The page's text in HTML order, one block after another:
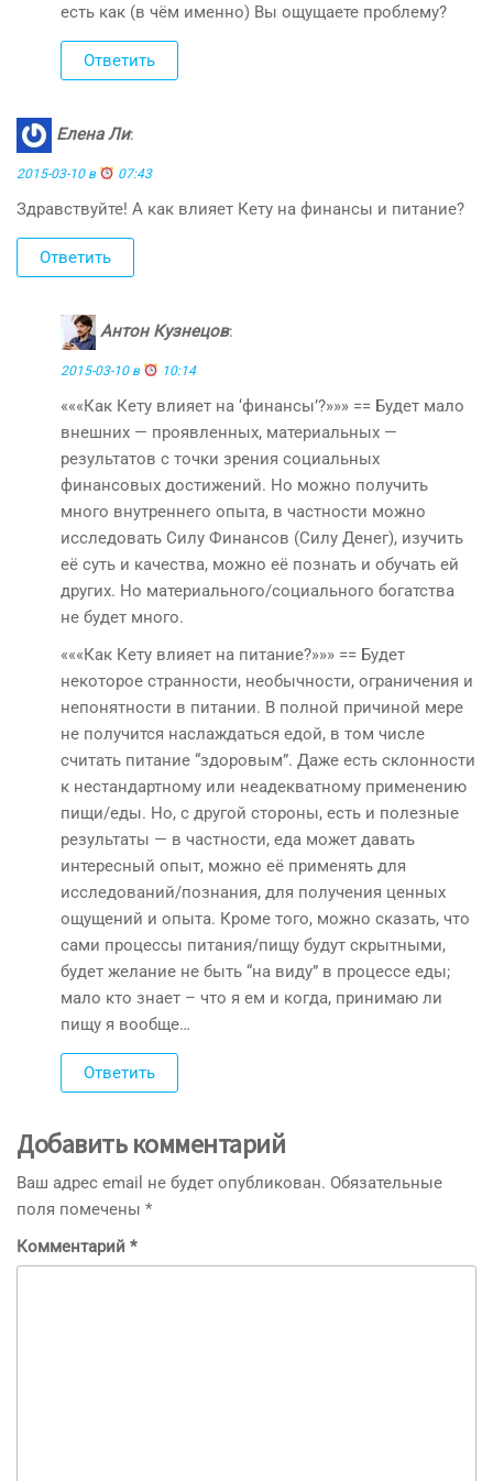
есть как (в чём именно) Вы ощущаете проблему?
Ответить
Елена Ли:
2015-03-10 в 07:43
Здравствуйте! А как влияет Кету на финансы и питание?
Ответить
Антон Кузнецов:
2015-03-10 в 10:14
«««Как Кету влияет на ‘финансы’?»»» == Будет мало
внешних — проявленных, материальных —
результатов с точки зрения социальных
финансовых достижений. Но можно получить
много внутреннего опыта, в частности можно
исследовать Силу Финансов (Силу Денег), изучить
её суть и качества, можно её познать и обучать ей
других. Но материального/социального богатства
не будет много.
«««Как Кету влияет на питание?»»» == Будет
некоторое странности, необычности, ограничения и
непонятности в питании. В полной причиной мере
не получится наслаждаться едой, в том числе
считать питание “здоровым”. Даже есть склонности
к нестандартному или неадекватному применению
пищи/еды. Но, с другой стороны, есть и полезные
результаты — в частности, еда может давать
интересный опыт, можно её применять для
исследований/познания, для получения ценных
ощущений и опыта. Кроме того, можно сказать, что
сами процессы питания/пищу будут скрытными,
будет желание не быть “на виду” в процессе еды;
мало кто знает – что я ем и когда, принимаю ли
пищу я вообще…
Ответить
Добавить комментарий
Ваш адрес email не будет опубликован. Обязательные
поля помечены *
Комментарий *